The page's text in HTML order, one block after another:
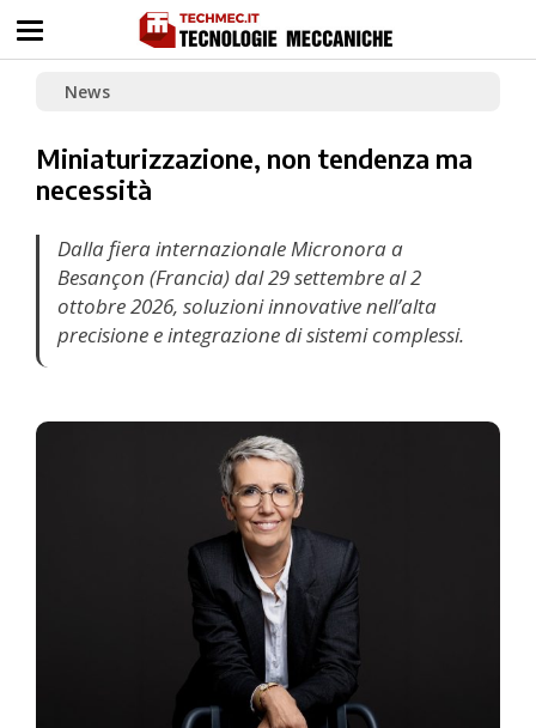
News
Miniaturizzazione, non tendenza ma
necessità
Dalla fiera internazionale Micronora a
Besançon (Francia) dal 29 settembre al 2
ottobre 2026, soluzioni innovative nell’alta
precisione e integrazione di sistemi complessi.